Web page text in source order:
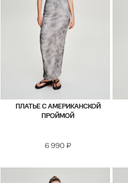
ПЛАТЬЕ С АМЕРИКАНСКОЙ
ПРОЙМОЙ
6 990 ₽